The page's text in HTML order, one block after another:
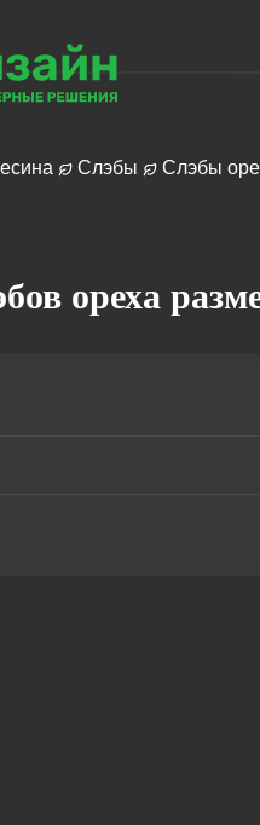
стойка
Слэбы Слэбы
ореха